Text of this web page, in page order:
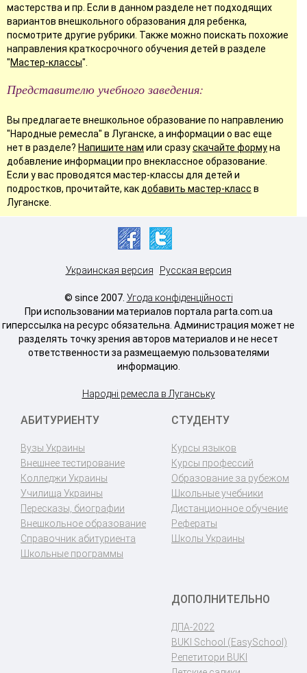
мастерства и пр. Если в данном разделе нет подходящих
вариантов внешкольного образования для ребенка,
посмотрите другие рубрики. Также можно поискать похожие
направления краткосрочного обучения детей в разделе
"Мастер-классы".
Представителю учебного заведения:
Вы предлагаете внешкольное образование по направлению
"Народные ремесла" в Луганске, а информации о вас еще
нет в разделе? Напишите нам или сразускачайте формуна
добавление информации про внеклассное образование.
Если у вас проводятся мастер-классы для детей и
подростков, прочитайте, как добавить мастер-класс в
Луганске.
Украинская версия Русская версия
© since 2007. Угода конфіденційності
При использовании материалов портала parta.com.ua
гиперссылка на ресурс обязательна. Администрация может не
разделять точку зрения авторов материалов и не несет
ответственности за размещаемую пользователями
информацию.
Народні ремесла в Луганську
АБИТУРИЕНТУ
Вузы Украины
Внешнее тестирование
Колледжи Украины
Училища Украины
Пересказы, биографии
Внешкольное образование
Справочник абитуриента
Школьные программы
СТУДЕНТУ
Курсы языков
Курсы профессий
Образование за рубежом
Школьные учебники
Дистанционное обучение
Рефераты
Школы Украины
ДОПОЛНИТЕЛЬНО
ДПА-2022
BUKI School (EasySchool)
Репетитори BUKI